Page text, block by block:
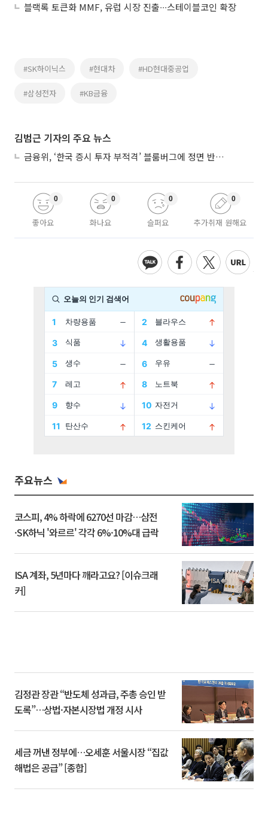
블랙록 토큰화 MMF, 유럽 시장 진출∙∙∙스테이블코인 확장
#SK하이닉스 #현대차 #HD현대중공업
#삼성전자 #KB금융
김범근 기자의 주요 뉴스
금융위, ‘한국 증시 투자 부적격’ 블룸버그에 정면 반박…“근거 불분명”
좋아요
0
화나요
0
슬퍼요
0
추가취재 원해요
0
주요뉴스
코스피, 4% 하락에 6270선 마감…삼전
·SK하닉 '와르르' 각각 6%·10%대 급락
ISA 계좌, 5년마다 깨라고요? [이슈크래
커]
김정관 장관 “반도체 성과급, 주총 승인 받
도록”…상법·자본시장법 개정 시사
세금 꺼낸 정부에…오세훈 서울시장 “집값
해법은 공급” [종합]